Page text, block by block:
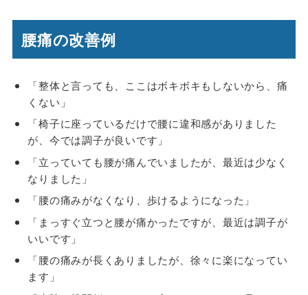
腰痛の改善例
「整体と言っても、ここはボキボキもしないから、痛
くない」
「椅子に座っているだけで腰に違和感がありました
が、今では調子が良いです」
「立っていても腰が痛んでいましたが、最近は少なく
なりました」
「腰の痛みがなくなり、歩けるようになった」
「まっすぐ立つと腰が痛かったですが、最近は調子が
いいです」
「腰の痛みが長くありましたが、徐々に楽になってい
ます」